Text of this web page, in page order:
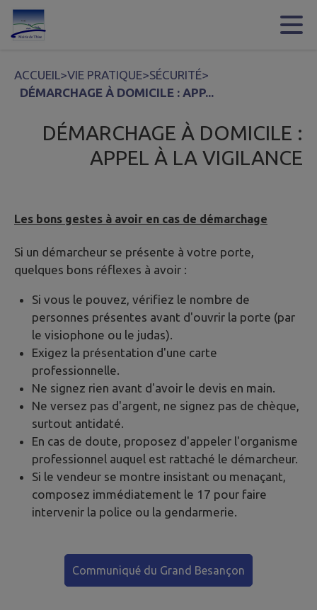
Contenu
ACCUEIL>VIE PRATIQUE>SÉCURITÉ>
DÉMARCHAGE À DOMICILE : APP...
DÉMARCHAGE À DOMICILE :
APPEL À LA VIGILANCE
Les bons gestes à avoir en cas de démarchage
Si un démarcheur se présente à votre porte,
quelques bons réflexes à avoir :
Si vous le pouvez, vérifiez le nombre de
personnes présentes avant d'ouvrir la porte (par
le visiophone ou le judas).
Exigez la présentation d'une carte
professionnelle.
Ne signez rien avant d'avoir le devis en main.
Ne versez pas d'argent, ne signez pas de chèque,
surtout antidaté.
En cas de doute, proposez d'appeler l'organisme
professionnel auquel est rattaché le démarcheur.
Si le vendeur se montre insistant ou menaçant,
composez immédiatement le 17 pour faire
intervenir la police ou la gendarmerie.
Communiqué du Grand Besançon